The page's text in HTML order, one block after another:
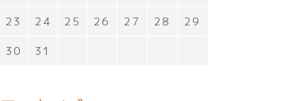
23
24 25 26 27 28
29
30
31